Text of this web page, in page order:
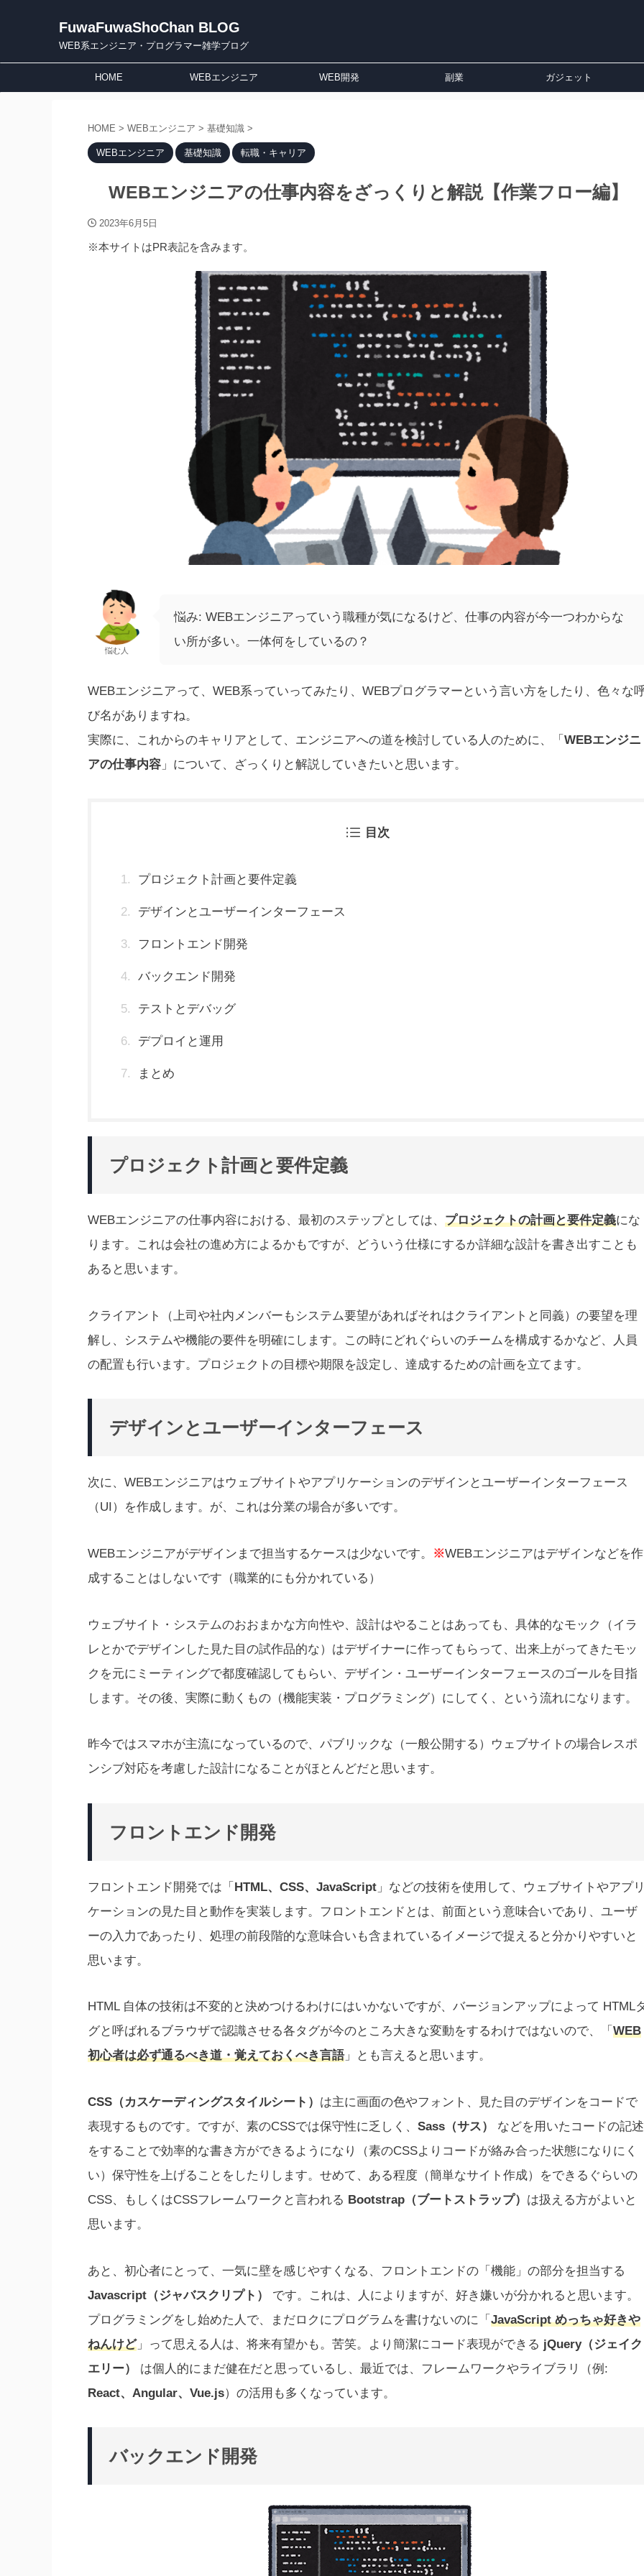
FuwaFuwaShoChan BLOG
WEB系エンジニア・プログラマー雑学ブログ
HOME WEBエンジニア WEB開発 副業 ガジェット
HOME > WEBエンジニア > 基礎知識 >
WEBエンジニア 基礎知識 転職・キャリア
WEBエンジニアの仕事内容をざっくりと解説【作業フロー編】
2023年6月5日
※本サイトはPR表記を含みます。
悩む人
悩み: WEBエンジニアっていう職種が気になるけど、仕事の内容が今一つわからな
い所が多い。一体何をしているの？
WEBエンジニアって、WEB系っていってみたり、WEBプログラマーという言い方をしたり、色々な
び名がありますね。
実際に、これからのキャリアとして、エンジニアへの道を検討している人のために、「 WEBエンジニ
アの仕事内容 」について、ざっくりと解説していきたいと思います。
目次
プロジェクト計画と要件定義
デザインとユーザーインターフェース
フロントエンド開発
バックエンド開発
テストとデバッグ
デプロイと運用
まとめ
プロジェクト計画と要件定義
WEBエンジニアの仕事内容における、最初のステップとしては、 プロジェクトの計画と要件定義にな
ります。これは会社の進め方によるかもですが、どういう仕様にするか詳細な設計を書き出すことも
あると思います。
クライアント（上司や社内メンバーもシステム要望があればそれはクライアントと同義）の要望を理
解し、システムや機能の要件を明確にします。この時にどれぐらいのチームを構成するかなど、人員
の配置も行います。プロジェクトの目標や期限を設定し、達成するための計画を立てます。
デザインとユーザーインターフェース
次に、WEBエンジニアはウェブサイトやアプリケーションのデザインとユーザーインターフェース
（UI）を作成します。が、これは分業の場合が多いです。
WEBエンジニアがデザインまで担当するケースは少ないです。 ※WEBエンジニアはデザインなどを作
成することはしないです（職業的にも分かれている）
ウェブサイト・システムのおおまかな方向性や、設計はやることはあっても、具体的なモック（イラ
レとかでデザインした見た目の試作品的な）はデザイナーに作ってもらって、出来上がってきたモッ
クを元にミーティングで都度確認してもらい、デザイン・ユーザーインターフェースのゴールを目指
します。その後、実際に動くもの（機能実装・プログラミング）にしてく、という流れになります。
昨今ではスマホが主流になっているので、パブリックな（一般公開する）ウェブサイトの場合レスポ
ンシブ対応を考慮した設計になることがほとんどだと思います。
フロントエンド開発
フロントエンド開発では「 HTML、CSS、JavaScript 」などの技術を使用して、ウェブサイトやアプ
ケーションの見た目と動作を実装します。フロントエンドとは、前面という意味合いであり、ユーザ
ーの入力であったり、処理の前段階的な意味合いも含まれているイメージで捉えると分かりやすいと
思います。
HTML 自体の技術は不変的と決めつけるわけにはいかないですが、バージョンアップによって HTML
グと呼ばれるブラウザで認識させる各タグが今のところ大きな変動をするわけではないので、「 WEB
初心者は必ず通るべき道・覚えておくべき言語」とも言えると思います。
CSS（カスケーディングスタイルシート） は主に画面の色やフォント、見た目のデザインをコードで
表現するものです。ですが、素のCSSでは保守性に乏しく、 Sass（サス）
などを用いたコードの記述
をすることで効率的な書き方ができるようになり（素のCSSよりコードが絡み合った状態になりにく
い）保守性を上げることをしたりします。せめて、ある程度（簡単なサイト作成）をできるぐらいの
CSS、もしくはCSSフレームワークと言われる Bootstrap（ブートストラップ） は扱える方がよいと
思います。
あと、初心者にとって、一気に壁を感じやすくなる、フロントエンドの「機能」の部分を担当する
Javascript（ジャバスクリプト）
です。これは、人によりますが、好き嫌いが分かれると思います。
プログラミングをし始めた人で、まだロクにプログラムを書けないのに「 JavaScript めっちゃ好きや
ねんけど」って思える人は、将来有望かも。苦笑。より簡潔にコード表現ができる jQuery（ジェイク
エリー）
は個人的にまだ健在だと思っているし、最近では、フレームワークやライブラリ（例:
React、Angular、Vue.js）の活用も多くなっています。
バックエンド開発